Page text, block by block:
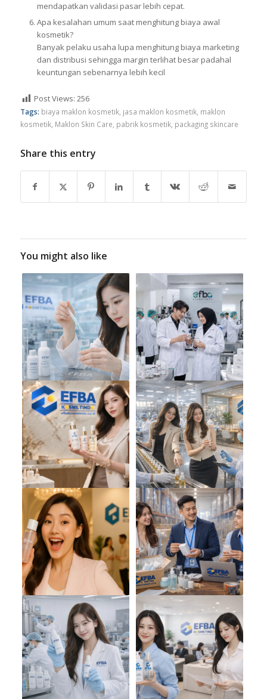
mendapatkan validasi pasar lebih cepat.
Apa kesalahan umum saat menghitung biaya awal
kosmetik?
Banyak pelaku usaha lupa menghitung biaya marketing
dan distribusi sehingga margin terlihat besar padahal
keuntungan sebenarnya lebih kecil
Post Views: 256
Tags: biaya maklon kosmetik, jasa maklon kosmetik, maklon
kosmetik, Maklon Skin Care pabrik kosmetik, packaging skincare
Share this entry
You might also like